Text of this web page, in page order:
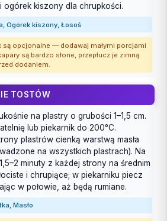
ogórek kiszony dla chrupkości.
Ogórek kiszony, Łosoś
są opcjonalne — dodawaj małymi porcjami
są bardzo słone, przepłucz je zimną
dodaniem.
TOSTÓW
na plastry o grubości 1–1,5 cm.
lub piekarnik do 200°C.
plastrów cienką warstwą masła
na wszystkich plastrach). Na
minuty z każdej strony na średnim
i chrupiące; w piekarniku piecz
w połowie, aż będą rumiane.
Masło